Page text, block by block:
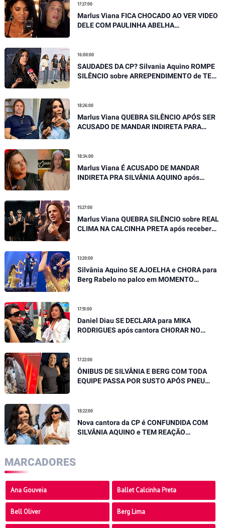
17:27:00
Marlus Viana FICA CHOCADO AO VER VIDEO
DELE COM PAULINHA ABELHA
16:00:00
SAUDADES DA CP? Silvania Aquino ROMPE
SILÊNCIO sobre ARREPENDIMENTO de TER
18:26:00
Marlus Viana QUEBRA SILÊNCIO APÓS SER
ACUSADO DE MANDAR INDIRETA PARA
18:34:00
Marlus Viana É ACUSADO DE MANDAR
INDIRETA PRA SILVÂNIA AQUINO após
15:27:00
Marlus Viana QUEBRA SILÊNCIO sobre REAL
CLIMA NA CALCINHA PRETA após receber
13:20:00
Silvânia Aquino SE AJOELHA e CHORA para
Berg Rabelo no palco em MOMENTO
17:51:00
Daniel Diau SE DECLARA para MIKA
RODRIGUES após cantora CHORAR NO
17:22:00
ÔNIBUS DE SILVÂNIA E BERG COM TODA
EQUIPE PASSA POR SUSTO APÓS PNEU
18:22:00
Nova cantora da CP é CONFUNDIDA COM
SILVÂNIA AQUINO e TEM REAÇÃO
MARCADORES
Ana Gouveia Ballet Calcinha Preta
Bell Oliver Berg Lima